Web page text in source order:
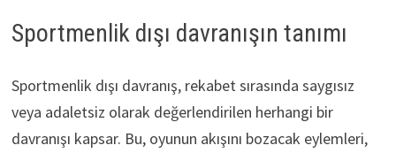
Sportmenlik dışı davranışın tanımı
Sportmenlik dışı davranış, rekabet sırasında saygısız
veya adaletsiz olarak değerlendirilen herhangi bir
davranışı kapsar. Bu, oyunun akışını bozacak eylemleri,